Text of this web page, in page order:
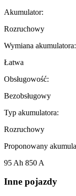
Akumulator:
Rozruchowy
Wymiana akumulatora:
Łatwa
Obsługowość:
Bezobsługowy
Typ akumulatora:
Rozruchowy
Proponowany
95 Ah 850 A
Inne pojazdy